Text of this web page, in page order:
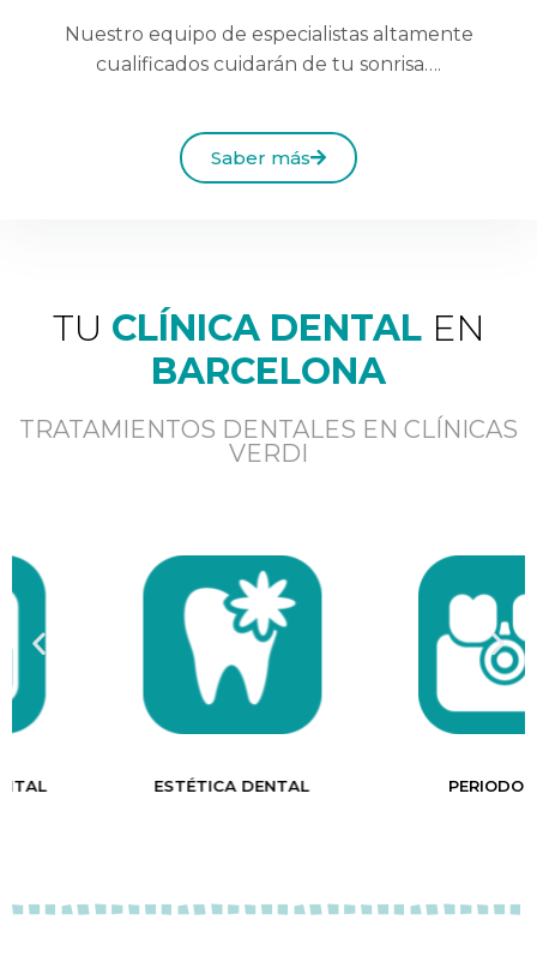
Nuestro equipo de especialistas altamente
cualificados cuidarán de tu sonrisa….
Saber más
TU CLÍNICA DENTALEN
BARCELONA
TRATAMIENTOS DENTALES EN CLÍNICAS
VERDI
ESTÉTICA DENTAL PERIODONCIA